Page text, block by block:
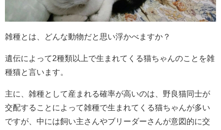
雑種とは、どんな動物だと思い浮かべますか？
遺伝によって2種類以上で生まれてくる猫ちゃんのことを雑
種猫と言います。
主に、雑種として産まれる確率が高いのは、野良猫同士が
交配することによって雑種で生まれてくる猫ちゃんが多い
ですが、中には飼い主さんやブリーダーさんが意図的に交